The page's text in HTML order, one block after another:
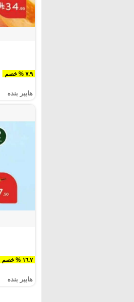
٧.٩ % خصم
هايبر بنده
١٦.٧ % خصم
هايبر بنده